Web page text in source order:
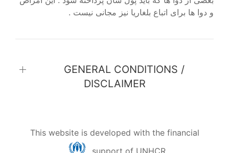
و دوا ها برای اتباع بلغاریا نیز مجانی نیست .
GENERAL CONDITIONS /
DISCLAIMER
This website is developed with the financial
support of UNHCR